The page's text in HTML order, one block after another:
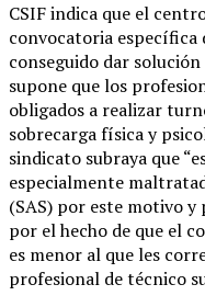
CSIF indica que el
convocatoria específica
conseguido dar
supone que los
obligados a realizar
sobrecarga física y
sindicato subraya que
especialmente
(SAS) por este motivo
por el hecho de que el
es menor al que les
profesional de técnico